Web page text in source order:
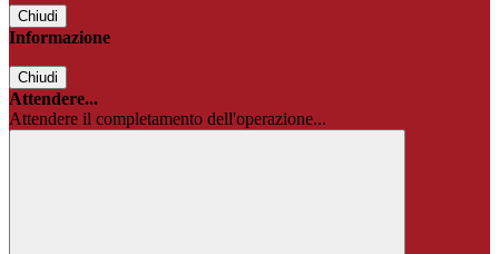
Chiudi
Informazione
Chiudi
Attendere...
Attendere il completamento dell'operazione...